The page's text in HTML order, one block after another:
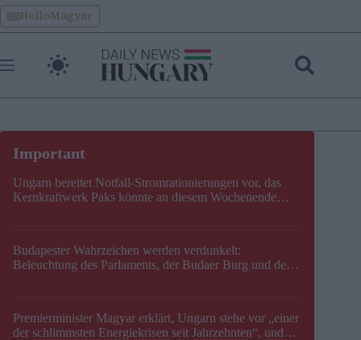
Skip
to
content
HelloMagyar
Ungarn bereitet Notfall-Stromrationierungen vor, das
Kernkraftwerk Paks könnte an diesem Wochenende
Budapester Wahrzeichen werden verdunkelt:
Beleuchtung des Parlaments, der Budaer Burg und der
Premierminister Magyar erklärt, Ungarn stehe vor „einer
der schlimmsten Energiekrisen seit Jahrzehnten“, und